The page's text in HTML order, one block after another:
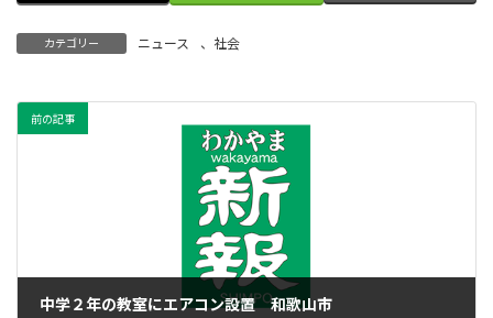
カテゴリー ニュース 、 社会
前の記事
中学２年の教室にエアコン設置 和歌山市